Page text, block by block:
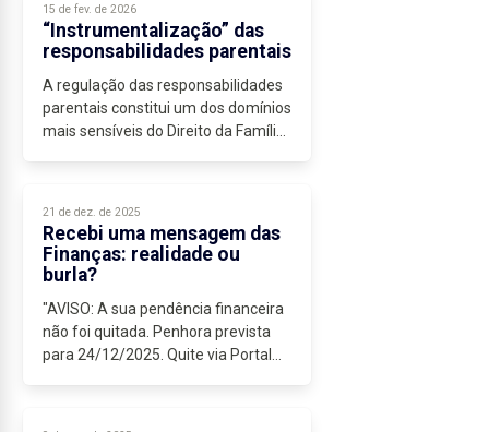
15 de fev. de 2026
“Instrumentalização” das
responsabilidades parentais
A regulação das responsabilidades
parentais constitui um dos domínios
mais sensíveis do Direito da Família.
21 de dez. de 2025
Recebi uma mensagem das
Finanças: realidade ou
burla?
"AVISO: A sua pendência financeira
não foi quitada. Penhora prevista
para 24/12/2025. Quite via Portal